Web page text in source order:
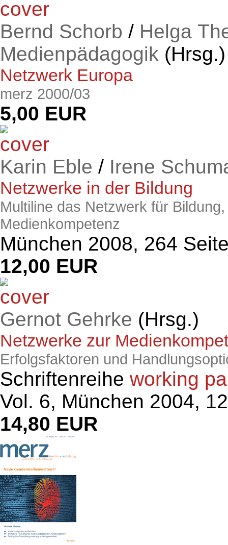
Bernd Schorb / Helga
Medienpädagogik (Hrsg.)
Netzwerk Europa
merz 2000/03
5,00 EUR
Karin Eble / Irene
Netzwerke in der Bildung
Multiline das Netzwerk für
Medienkompetenz
München 2008, 264
12,00 EUR
Gernot Gehrke (Hrsg.)
Netzwerke zur
Erfolgsfaktoren und
Schriftenreihe working
Vol. 6, München 2004,
14,80 EUR